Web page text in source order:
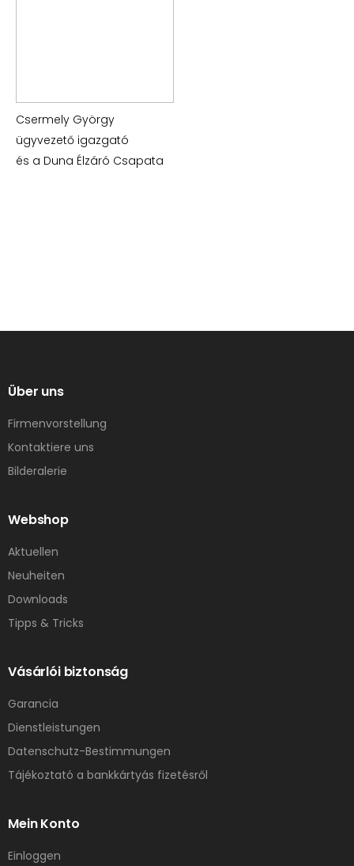
Csermely György
ügyvezető igazgató
és a Duna Élzáró Csapata
Über uns
Firmenvorstellung
Kontaktiere uns
Bilderalerie
Webshop
Aktuellen
Neuheiten
Downloads
Tipps & Tricks
Vásárlói biztonság
Garancia
Dienstleistungen
Datenschutz-Bestimmungen
Tájékoztató a bankkártyás fizetésről
Mein Konto
Einloggen